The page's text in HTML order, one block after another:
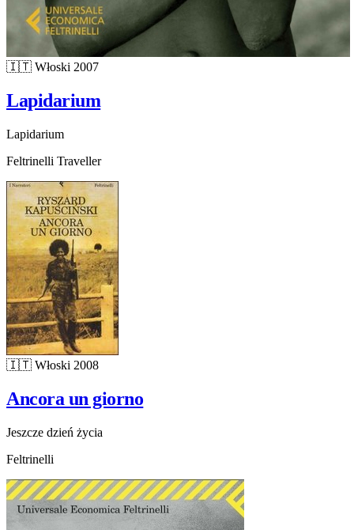
🇮🇹 Włoski 2007
Lapidarium
Lapidarium
Feltrinelli Traveller
🇮🇹 Włoski 2008
Ancora un giorno
Jeszcze dzień życia
Feltrinelli